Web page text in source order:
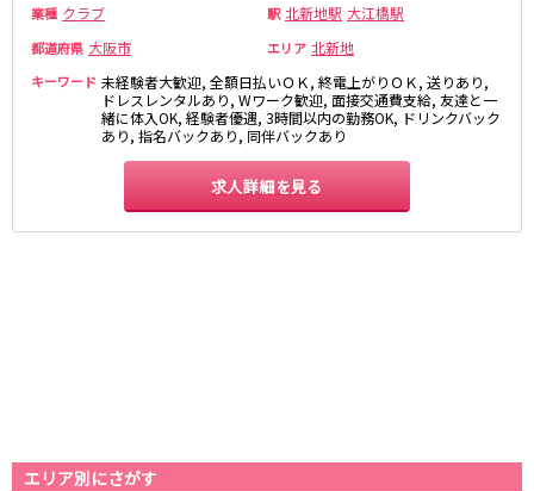
業種 クラブ 駅 北新地駅 大江橋駅
都道府県 大阪市 エリア 北新地
キーワード 未経験者大歓迎, 全額日払いＯＫ, 終電上がりＯＫ, 送りあり,
ドレスレンタルあり, Wワーク歓迎, 面接交通費支給, 友達と一
緒に体入OK, 経験者優遇, 3時間以内の勤務OK, ドリンクバック
あり, 指名バックあり, 同伴バックあり
求人詳細を見る
エリア別にさがす
中和
滋賀県
長浜
瀬田
大津・南部
上新庄駅
茨木市駅
JR奈良線
ＪＲ小倉駅
京阪本線
江坂駅